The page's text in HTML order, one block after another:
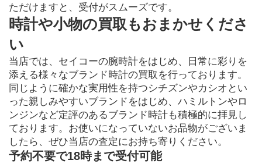
ただけますと、受付がスムーズです。
時計や小物の買取もおまかせくださ
い
当店では、セイコーの腕時計をはじめ、日常に彩りを
添える様々なブランド時計の買取を行っております。
同じように確かな実用性を持つシチズンやカシオとい
った親しみやすいブランドをはじめ、ハミルトンやロ
ンジンなど定評のあるブランド時計も積極的に拝見し
ております。お使いになっていないお品物がございま
したら、ぜひ当店の査定にお持ち寄りください。
予約不要で18時まで受付可能